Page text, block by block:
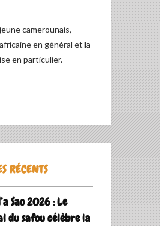
camerounais,
en général et la
en particulier.
RÉCENTS
Sao 2026 : Le
du safou célèbre la